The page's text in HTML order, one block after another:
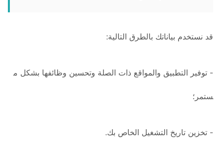
قد نستخدم بياناتك بالطرق التالية:
- توفير التطبيق والمواقع ذات الصلة وتحسين وظائفها بشكل م
ستمر؛
- تخزين تاريخ التشغيل الخاص بك.